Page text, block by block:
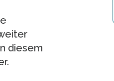
diesem